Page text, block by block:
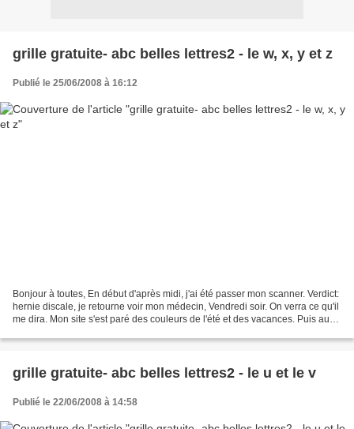
grille gratuite- abc belles lettres2 - le w, x, y et z
Publié le 25/06/2008 à 16:12
Bonjour à toutes, En début d'après midi, j'ai été passer mon scanner. Verdict:
hernie discale, je retourne voir mon médecin, Vendredi soir. On verra ce qu'il
me dira. Mon site s'est paré des couleurs de l'été et des vacances. Puis aussi
grille gratuite- abc belles lettres2 - le u et le v
Publié le 22/06/2008 à 14:58